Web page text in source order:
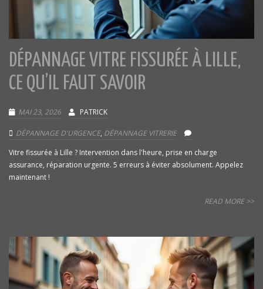
DÉPANNAGE VITRE FISSURÉE À LILLE,
CE QU’IL FAUT SAVOIR
MAI 23, 2026 PATRICK
DÉPANNAGE D'URGENCE, DÉPANNAGE VITRERIE
Vitre fissurée à Lille ? Intervention dans l'heure, prise en charge
assurance, réparation urgente. 5 erreurs à éviter absolument. Appelez
maintenant !
READ MORE >>